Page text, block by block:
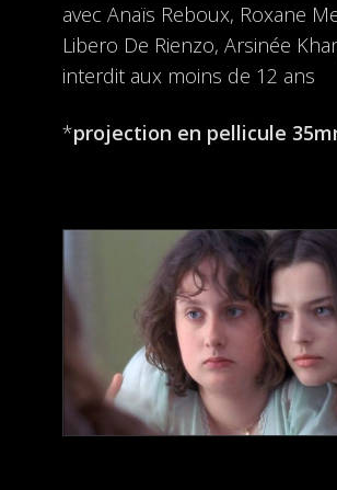
avec Anaïs Reboux, Roxane
Libero De Rienzo, Arsinée
interdit aux moins de 12 ans
*projection en pellicule